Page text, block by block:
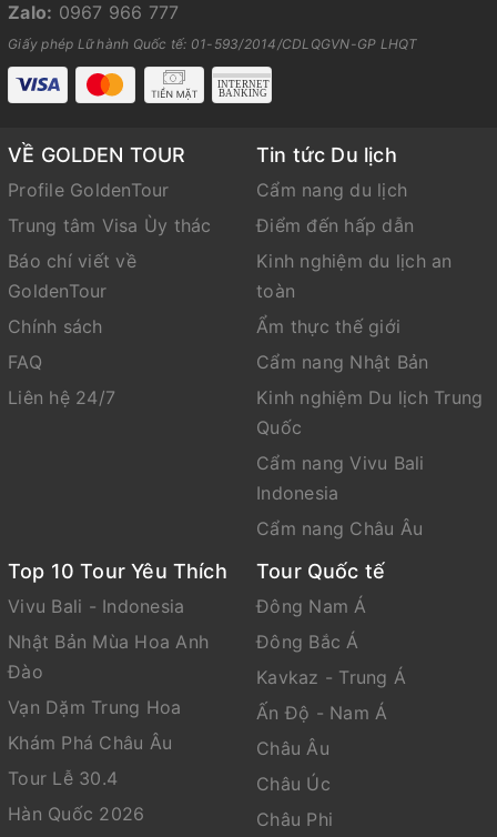
Zalo: 0967 966 777
Giấy phép Lữ hành Quốc tế: 01-593/2014/CDLQGVN-GP LHQT
VỀ GOLDEN TOUR
Profile GoldenTour
Trung tâm Visa Ùy thác
Báo chí viết về
GoldenTour
Chính sách
FAQ
Liên hệ 24/7
Tin tức Du lịch
Cẩm nang du lịch
Điểm đến hấp dẫn
Kinh nghiệm du lịch an
toàn
Ẩm thực thế giới
Cẩm nang Nhật Bản
Kinh nghiệm Du lịch Trung
Quốc
Cẩm nang Vivu Bali
Indonesia
Cẩm nang Châu Âu
Top 10 Tour Yêu Thích
Vivu Bali - Indonesia
Nhật Bản Mùa Hoa Anh
Đào
Vạn Dặm Trung Hoa
Khám Phá Châu Âu
Tour Lễ 30.4
Hàn Quốc 2026
Tour Quốc tế
Đông Nam Á
Đông Bắc Á
Kavkaz - Trung Á
Ấn Độ - Nam Á
Châu Âu
Châu Úc
Châu Phi